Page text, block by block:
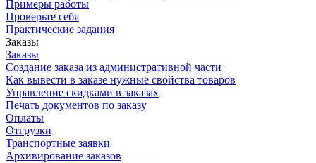
Примеры работы
Проверьте себя
Практические задания
Заказы
Заказы
Создание заказа из административной части
Как вывести в заказе нужные свойства товаров
Управление скидками в заказах
Печать документов по заказу
Оплаты
Отгрузки
Транспортные заявки
Архивирование заказов